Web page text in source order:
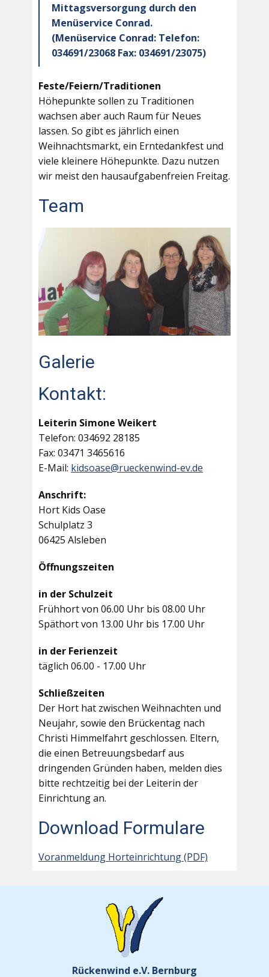
Mittagsversorgung durch den
Menüservice Conrad.
(Menüservice Conrad: Telefon:
034691/23068 Fax: 034691/23075)
Feste/Feiern/Traditionen
Höhepunkte sollen zu Traditionen
wachsen aber auch Raum für Neues
lassen. So gibt es jährlich einen
Weihnachtsmarkt, ein Erntedankfest und
viele kleinere Höhepunkte. Dazu nutzen
wir meist den hausaufgabenfreien Freitag.
Team
Galerie
Kontakt:
Leiterin Simone Weikert
Telefon: 034692 28185
Fax: 03471 3465616
E-Mail: kidsoase@rueckenwind-ev.de
Anschrift:
Hort Kids Oase
Schulplatz 3
06425 Alsleben
Öffnungszeiten
in der Schulzeit
Frühhort von 06.00 Uhr bis 08.00 Uhr
Späthort von 13.00 Uhr bis 17.00 Uhr
in der Ferienzeit
täglich 06.00 - 17.00 Uhr
Schließzeiten
Der Hort hat zwischen Weihnachten und
Neujahr, sowie den Brückentag nach
Christi Himmelfahrt geschlossen. Eltern,
die einen Betreuungsbedarf aus
dringenden Gründen haben, melden dies
bitte rechtzeitig bei der Leiterin der
Einrichtung an.
Download Formulare
Voranmeldung Horteinrichtung (PDF)
Rückenwind e.V. Bernburg